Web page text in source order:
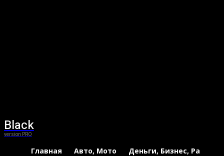
Black
version PRO
Главная Авто, Мото Деньги, Бизнес, Работа